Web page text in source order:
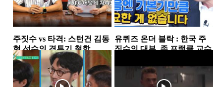
주짓수 vs 타격: 스턴건 김동
현 선수의 격투기 철학
TV 속 주짓수
유퀴즈 온더 블락 : 한국 주
짓수의 대부, 존 프랭클 교수